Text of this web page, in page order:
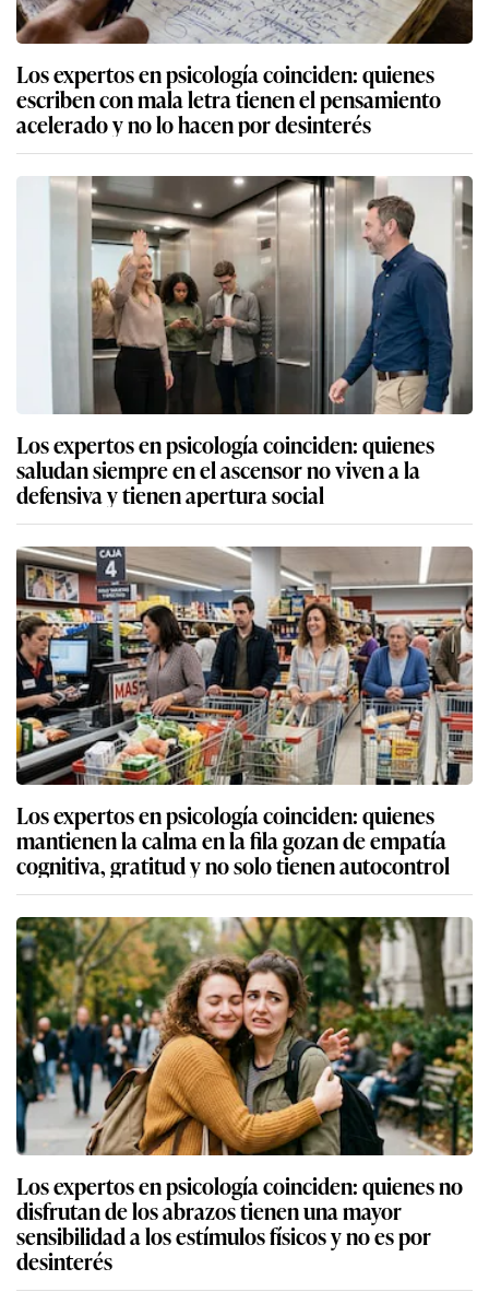
Los expertos en psicología coinciden: quienes
escriben con mala letra tienen el pensamiento
acelerado y no lo hacen por desinterés
Los expertos en psicología coinciden: quienes
saludan siempre en el ascensor no viven a la
defensiva y tienen apertura social
Los expertos en psicología coinciden: quienes
mantienen la calma en la fila gozan de empatía
cognitiva, gratitud y no solo tienen autocontrol
Los expertos en psicología coinciden: quienes no
disfrutan de los abrazos tienen una mayor
sensibilidad a los estímulos físicos y no es por
desinterés